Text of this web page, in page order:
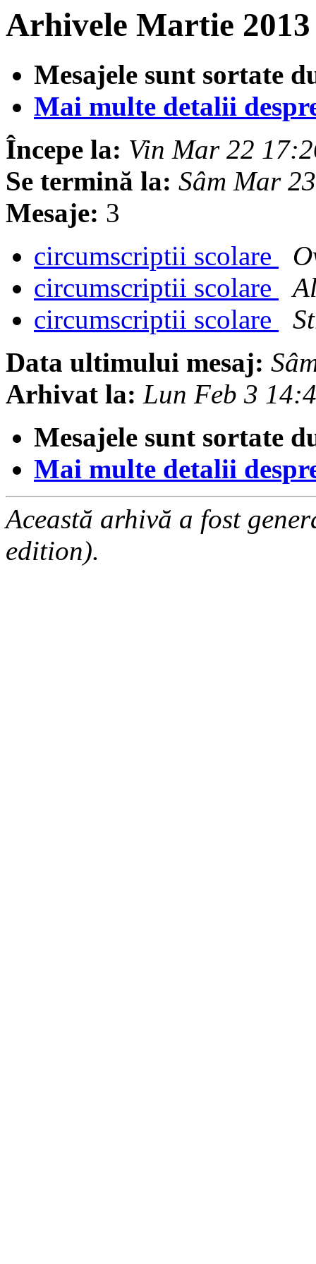
Arhivele Martie
Mesajele sunt sortate
Mai multe detalii
Începe la: Vin Mar 22
Se termină la: Sâm Mar
Mesaje: 3
circumscriptii scolare
circumscriptii scolare
circumscriptii scolare
Data ultimului mesaj:
Arhivat la: Lun Feb 3
Mesajele sunt sortate
Mai multe detalii
Această arhivă a fost
edition).